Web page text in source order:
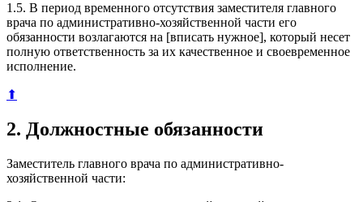
1.5. В период временного отсутствия заместителя главного
врача по административно-хозяйственной части его
обязанности возлагаются на [вписать нужное], который несет
полную ответственность за их качественное и своевременное
исполнение.
⬆
2. Должностные обязанности
Заместитель главного врача по административно-
хозяйственной части: